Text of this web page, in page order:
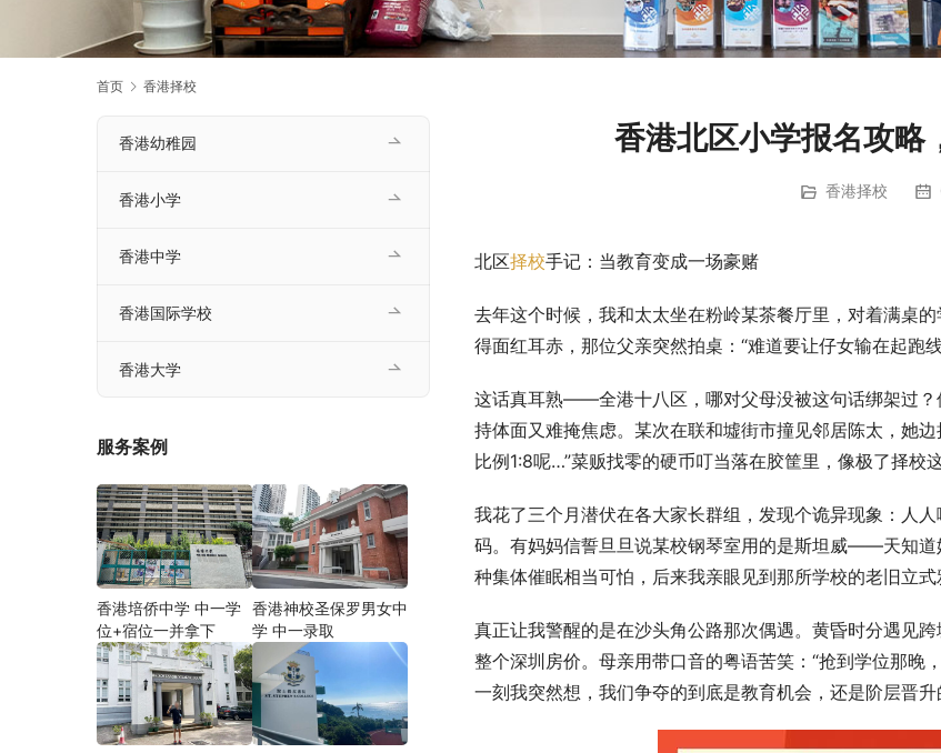
首页 香港择校
香港北区小学报名攻略
香港择校
北区择校手记：当教育变成一场豪赌
去年这个时候，我和太太坐在粉岭某茶餐厅里，对着满桌
得面红耳赤，那位父亲突然拍桌：“难道要让仔女输在起跑
这话真耳熟——全港十八区，哪对父母没被这句话绑架过
持体面又难掩焦虑。某次在联和墟街市撞见邻居陈太，她
比例1:8呢…”菜贩找零的硬币叮当落在胶筐里，像极了择校
我花了三个月潜伏在各大家长群组，发现个诡异现象：人
码。有妈妈信誓旦旦说某校钢琴室用的是斯坦威——天知
种集体催眠相当可怕，后来我亲眼见到那所学校的老旧立
真正让我警醒的是在沙头角公路那次偶遇。黄昏时分遇见
整个深圳房价。母亲用带口音的粤语苦笑：“抢到学位那晚
一刻我突然想，我们争夺的到底是教育机会，还是阶层晋升
香港幼稚园
香港小学
香港中学
香港国际学校
香港大学
服务案例
香港培侨中学 中一学
位+宿位一并拿下
香港神校圣保罗男女中
学 中一录取